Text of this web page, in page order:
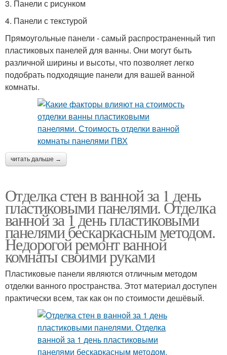
3. Панели с рисунком
4. Панели с текстурой
Прямоугольные панели - самый распространенный тип
пластиковых панелей для ванны. Они могут быть
различной ширины и высоты, что позволяет легко
подобрать подходящие панели для вашей ванной
комнаты.
читать дальше →
Отделка стен в ванной за 1 день
пластиковыми панелями. Отделка
ванной за 1 день пластиковыми
панелями бескаркасным методом.
Недорогой ремонт ванной
комнаты своими руками
Пластиковые панели являются отличным методом
отделки ванного пространства. Этот материал доступен
практически всем, так как он по стоимости дешёвый.